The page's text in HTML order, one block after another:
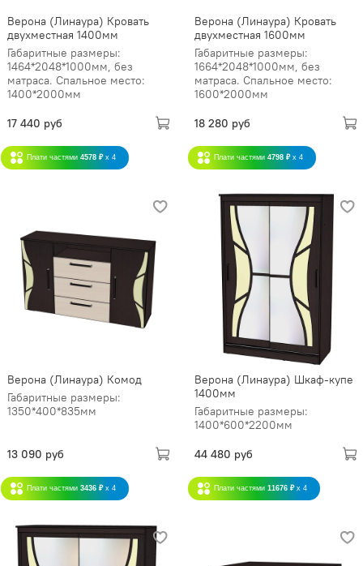
Верона (Линаура) Кровать
двухместная 1400мм
Габаритные размеры:
1464*2048*1000мм, без
матраса. Спальное место:
1400*2000мм
17 440 руб
Плати частями 4578 ₽ x 4
Верона (Линаура) Кровать
двухместная 1600мм
Габаритные размеры:
1664*2048*1000мм, без
матраса. Спальное место:
1600*2000мм
18 280 руб
Плати частями 4798 ₽ x 4
Верона (Линаура) Комод
Габаритные размеры:
1350*400*835мм
13 090 руб
Плати частями 3436 ₽ x 4
Верона (Линаура) Шкаф-купе
1400мм
Габаритные размеры:
1400*600*2200мм
44 480 руб
Плати частями 11676 ₽ x 4